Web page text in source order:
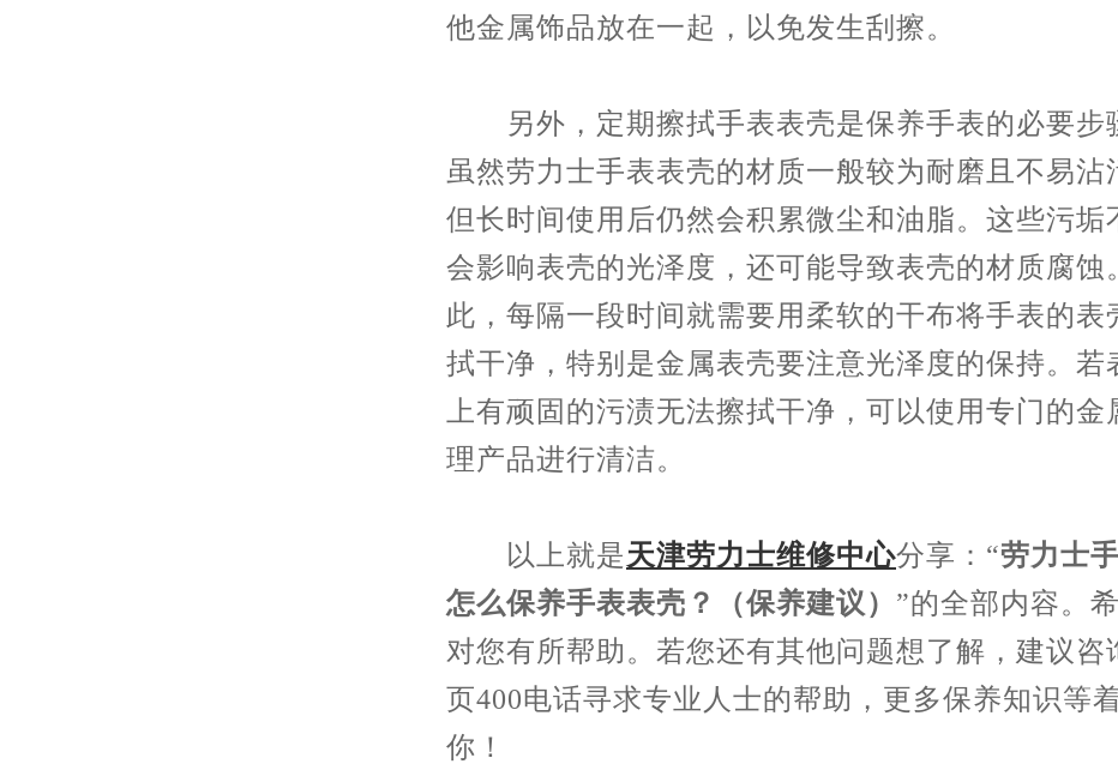
他金属饰品放在一起，以免发生刮擦。
另外，定期擦拭手表表壳是保养手表的必要步
虽然劳力士手表表壳的材质一般较为耐磨且不易沾
但长时间使用后仍然会积累微尘和油脂。这些污垢
会影响表壳的光泽度，还可能导致表壳的材质腐蚀
此，每隔一段时间就需要用柔软的干布将手表的表
拭干净，特别是金属表壳要注意光泽度的保持。若
上有顽固的污渍无法擦拭干净，可以使用专门的金
理产品进行清洁。
以上就是天津劳力士维修中心分享：“劳力士
怎么保养手表表壳？（保养建议） ”的全部内容。
对您有所帮助。若您还有其他问题想了解，建议咨
页400电话寻求专业人士的帮助，更多保养知识等
你！